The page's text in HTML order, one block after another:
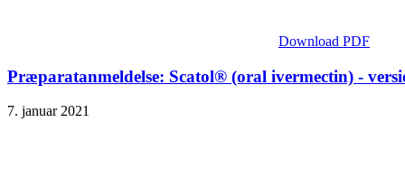
Download PDF
Præparatanmeldelse: Scatol® (oral ivermectin) -
7. januar 2021